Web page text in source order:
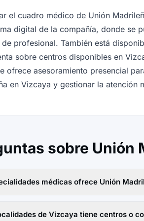
el cuadro médico de Unión
digital de la compañía, donde se
de profesional. También está
sobre centros disponibles en
ofrece asesoramiento presencial
en Vizcaya y gestionar la atención
sobre Unión
médicas ofrece Unión
de Vizcaya tiene centros o